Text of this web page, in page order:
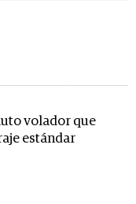
volador que
estándar